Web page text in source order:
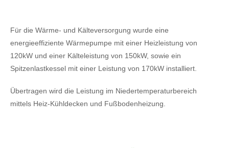
Für die Wärme- und Kälteversorgung wurde eine
energieeffiziente Wärmepumpe mit einer Heizleistung von
120kW und einer Kälteleistung von 150kW, sowie ein
Spitzenlastkessel mit einer Leistung von 170kW installiert.
Übertragen wird die Leistung im Niedertemperaturbereich
mittels Heiz-Kühldecken und Fußbodenheizung.